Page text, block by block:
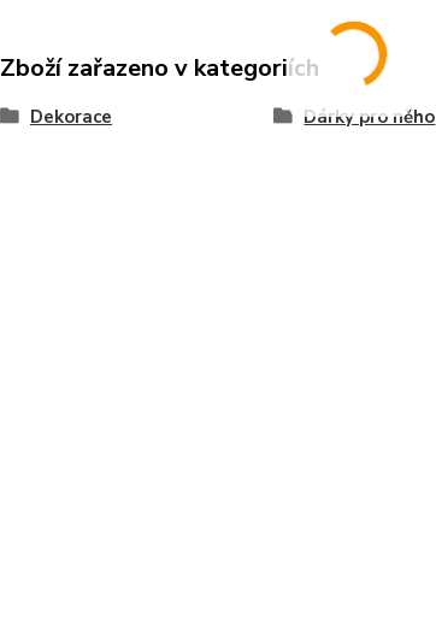
Zboží zařazeno v kategoriích
Dekorace Dárky pro něho